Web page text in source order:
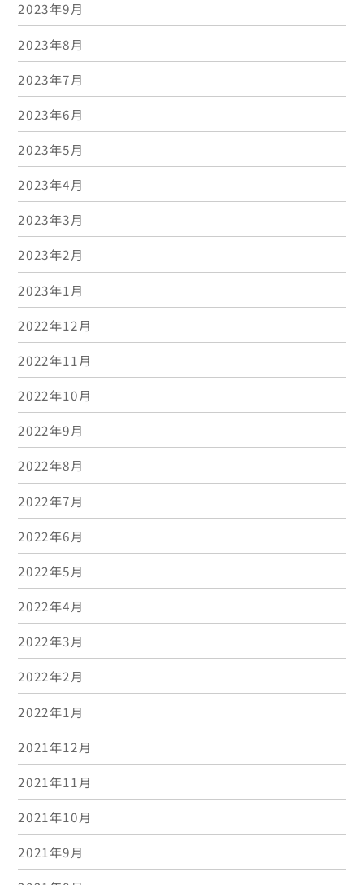
2023年9月
2023年8月
2023年7月
2023年6月
2023年5月
2023年4月
2023年3月
2023年2月
2023年1月
2022年12月
2022年11月
2022年10月
2022年9月
2022年8月
2022年7月
2022年6月
2022年5月
2022年4月
2022年3月
2022年2月
2022年1月
2021年12月
2021年11月
2021年10月
2021年9月